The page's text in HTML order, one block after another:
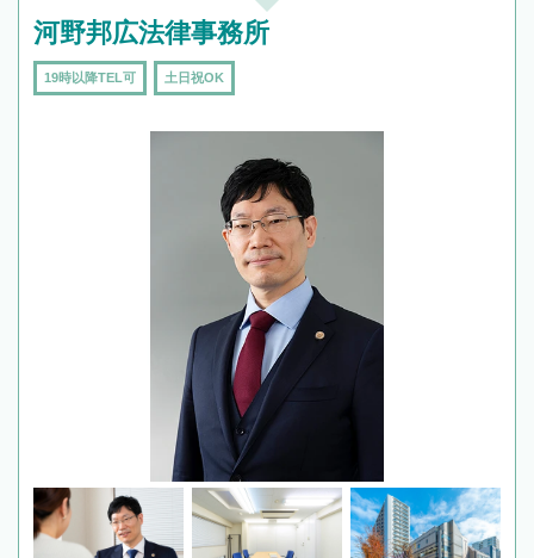
河野邦広法律事務所
19時以降TEL可 土日祝OK